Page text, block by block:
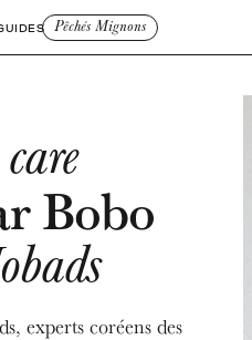
Pêchés Mignons
Bobo
experts coréens des